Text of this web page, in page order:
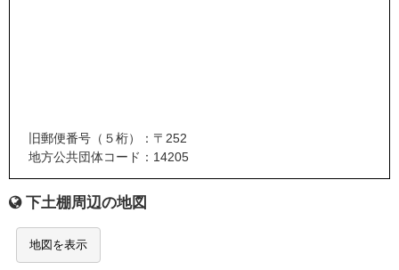
旧郵便番号（５桁）：〒252
地方公共団体コード：14205
下土棚周辺の地図
地図を表示